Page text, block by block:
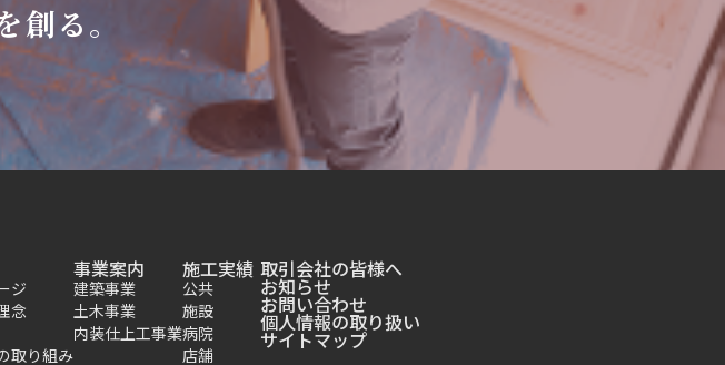
創る。
ジ
念
取り組み
事業案内
建築事業
土木事業
内装仕上工事業
施工実績
公共
施設
病院
店舗
取引会社の皆様へ
お知らせ
お問い合わせ
個人情報の取り扱い
サイトマップ